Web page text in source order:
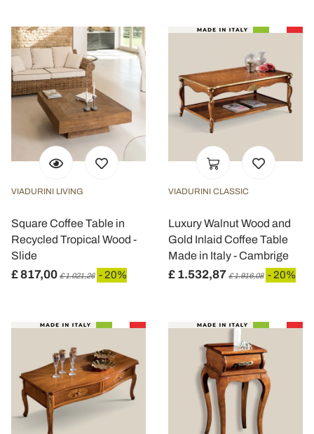
VIADURINI LIVING
Square Coffee Table in
Recycled Tropical Wood -
Slide
£ 817,00 £ 1.021,26 - 20%
VIADURINI CLASSIC
Luxury Walnut Wood and
Gold Inlaid Coffee Table
Made in Italy - Cambrige
£ 1.532,87 £ 1.916,08 - 20%